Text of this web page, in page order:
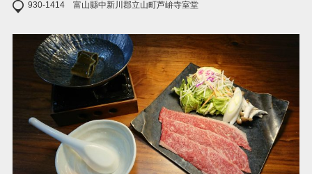
930-1414 富山縣中新川郡立山町芦峅寺室堂